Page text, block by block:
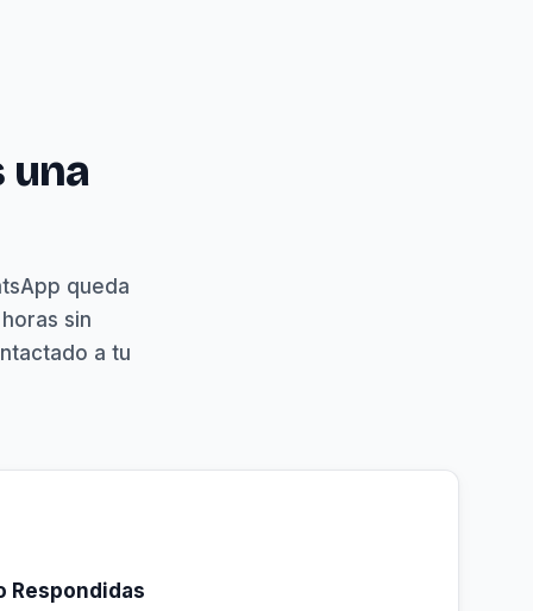
una
queda
sin
a tu
Respondidas